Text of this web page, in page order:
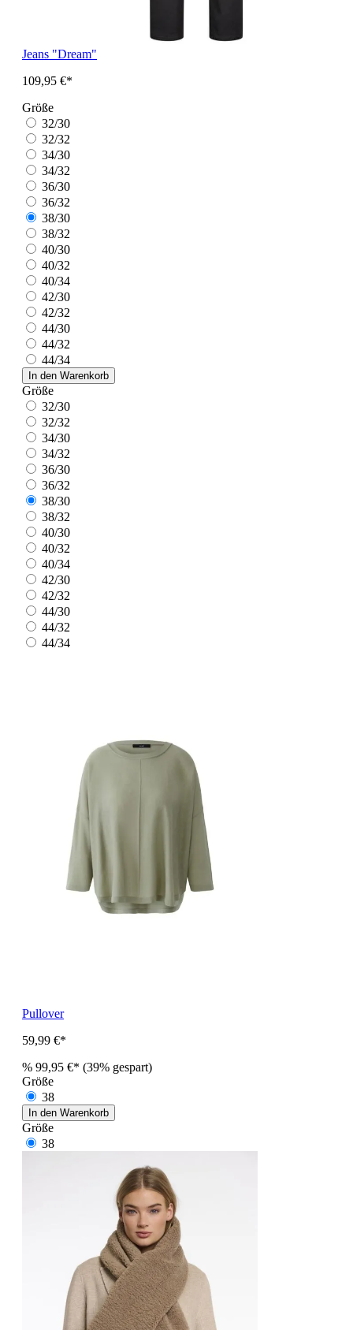
Jeans "Dream"
109,95 €*
Größe
32/30
32/32
34/30
34/32
36/30
36/32
38/30
38/32
40/30
40/32
40/34
42/30
42/32
44/30
44/32
44/34
In den Warenkorb
Größe
32/30
32/32
34/30
34/32
36/30
36/32
38/30
38/32
40/30
40/32
40/34
42/30
42/32
44/30
44/32
44/34
Pullover
59,99 €*
% 99,95 €* (39% gespart)
Größe
38
In den Warenkorb
Größe
38